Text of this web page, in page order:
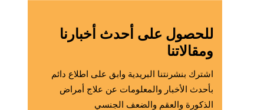
للحصول على أحدث أخبارنا
ومقالاتنا
اشترك بنشرنتنا البريدية وابق على اطلاع دائم
بأحدث الأخبار والمعلومات عن علاج أمراض
الذكورة والعقم والضعف الجنسي